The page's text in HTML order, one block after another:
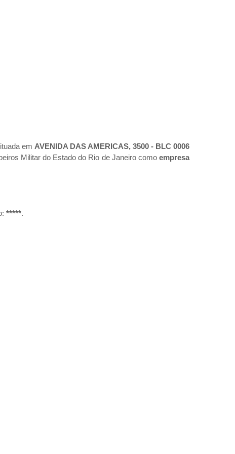
em AVENIDA DAS AMERICAS, 3500 - BLC 0006
Militar do Estado do Rio de Janeiro comoempresa
*****.